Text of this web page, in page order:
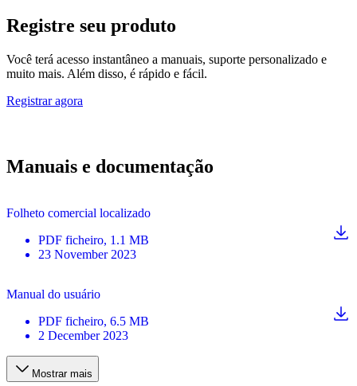
Registre seu produto
Você terá acesso instantâneo a manuais, suporte personalizado e
muito mais. Além disso, é rápido e fácil.
Registrar agora
Manuais e documentação
Folheto comercial localizado
PDF ficheiro, 1.1 MB
23 November 2023
Manual do usuário
PDF ficheiro, 6.5 MB
2 December 2023
Mostrar mais